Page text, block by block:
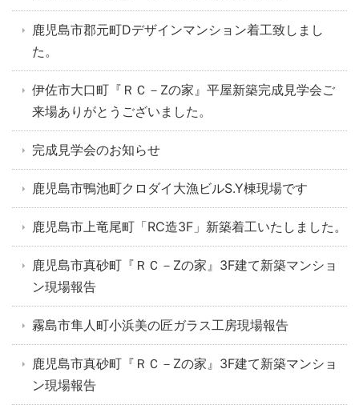
鹿児島市郡元町Dデザインマンション着工致しまし
た。
伊佐市大口町『ＲＣ－Zの家』平屋新築完成見学会ご
来場ありがとうございました。
完成見学会のお知らせ
鹿児島市鴨池町クロダイ大漁ビルS.Y棟現場です
鹿児島市上竜尾町「RC造3F」新築着工いたしました。
鹿児島市真砂町『ＲＣ－Zの家』3F建て新築マンショ
ン現場報告
霧島市隼人町小浜美の匠ガラス工房現場報告
鹿児島市真砂町『ＲＣ－Zの家』3F建て新築マンショ
ン現場報告